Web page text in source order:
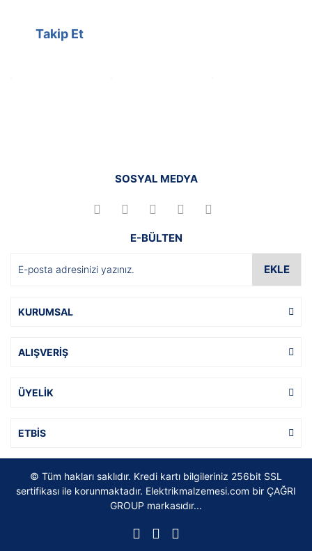
Takip Et
SOSYAL MEDYA
E-BÜLTEN
EKLE
KURUMSAL
ALIŞVERİŞ
ÜYELİK
ETBİS
© Tüm hakları saklıdır. Kredi kartı bilgileriniz 256bit SSL
sertifikası ile korunmaktadır. Elektrikmalzemesi.com bir ÇAĞRI
GROUP markasıdır...